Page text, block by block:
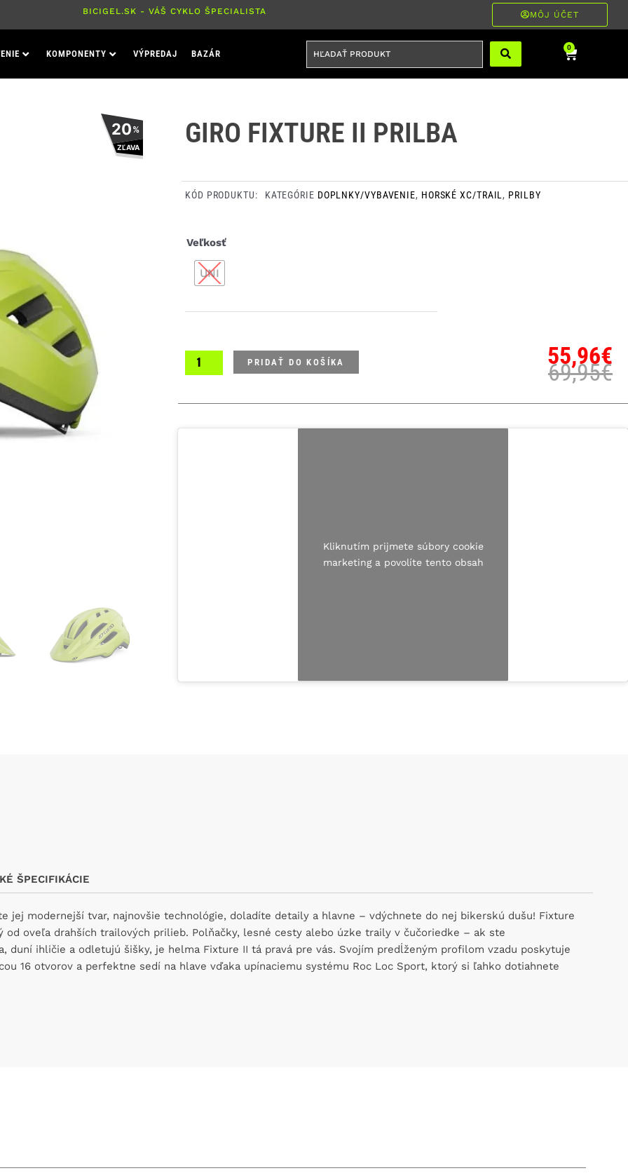
BICIGEL.SK - VÁŠ CYKLO ŠPECIALISTA MÔJ ÚČET
KOMPONENTY VÝPREDAJ BAZÁR
HĽADAŤ
PRODUKT
0
Cart
20%
ZĽAVA GIRO FIXTURE II PRILBA
KÓD PRODUKTU: KATEGÓRIE DOPLNKY/VYBAVENIE, HORSKÉ XC/TRAIL , PRILBY
Veľkosť
UNI
množstvo
Fixture
PRIDAŤ DO KOŠÍKA 55,96€
69,95€
Kliknutím prijmete súbory cookie
marketing a povolíte tento obsah
ŠPECIFIKÁCIE
jej modernejší tvar, najnovšie technológie, doladíte detaily a hlavne – vdýchnete do nej bikerskú dušu! Fixture
oveľa drahších trailových prilieb. Polňačky, lesné cesty alebo úzke traily v čučoriedke – ak ste
duní ihličie a odletujú šišky, je helma Fixture II tá pravá pre vás. Svojím predĺženým profilom vzadu poskytuje
16 otvorov a perfektne sedí na hlave vďaka upínaciemu systému Roc Loc Sport, ktorý si ľahko dotiahnete